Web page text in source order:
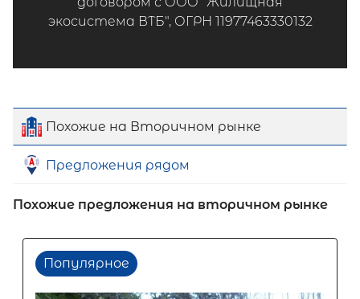
экосистема ВТБ", ОГРН 11977463330132
Похожие на Вторичном рынке
Предложения рядом
Похожие предложения на вторичном рынке
Популярное